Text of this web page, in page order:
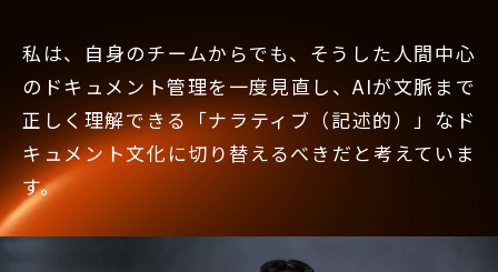
私は、自身のチームからでも、そうした人間中心
のドキュメント管理を一度見直し、AIが文脈まで
正しく理解できる「ナラティブ（記述的）」なド
キュメント文化に切り替えるべきだと考えていま
す。